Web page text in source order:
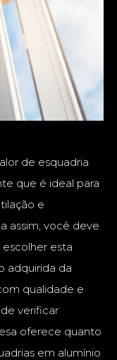
de esquadria
que é ideal para
e
assim, você deve
esta
adquirida da
qualidade e
verificar
oferece quanto
em alumínio